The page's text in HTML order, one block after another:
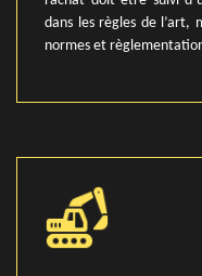
dans les règles de l’art,
normes et